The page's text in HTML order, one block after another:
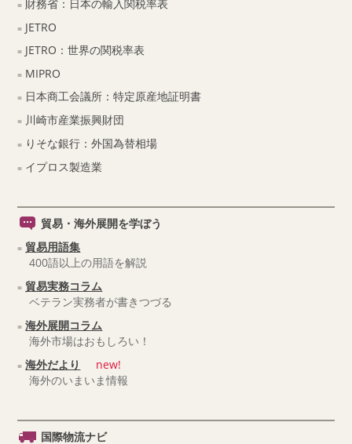
財務省：日本の輸入関税率表
JETRO
JETRO：世界の関税率表
MIPRO
日本商工会議所：特定原産地証明書
川崎市産業振興財団
りそな銀行：外国為替相場
イプロス製造業
貿易・海外展開を学ぼう
貿易用語集
400語以上の用語を解説
貿易実務コラム
ベテラン実務者が書きつづる
海外展開コラム
海外市場はおもしろい！
海外だより
new!
海外のいまいま情報
国際物流ナビ